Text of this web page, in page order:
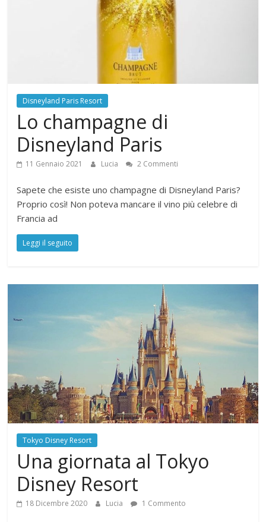
Disneyland Paris Resort
Lo champagne di
Disneyland Paris
11 Gennaio 2021 Lucia 2 Commenti
Sapete che esiste uno champagne di Disneyland Paris?
Proprio così! Non poteva mancare il vino più celebre di
Francia ad
Leggi il seguito
Tokyo Disney Resort
Una giornata al Tokyo
Disney Resort
18 Dicembre 2020 Lucia 1 Commento